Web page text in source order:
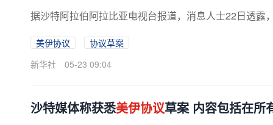
据沙特阿拉伯阿拉比亚电视台报道，消息人士22日透露
美伊协议
协议草案
新华社
05-23 09:04
沙特媒体称获悉美伊协议草案 内容包括在所